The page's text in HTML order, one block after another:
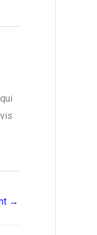
→